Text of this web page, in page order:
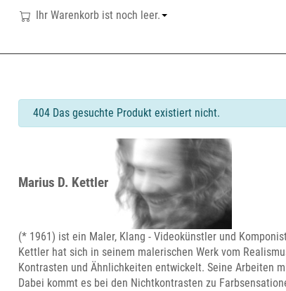
Ihr Warenkorb ist noch leer.
info
404 Das gesuchte Produkt existiert nicht.
Marius D. Kettler
(* 1961) ist ein Maler, Klang - Videokünstler und
Kettler hat sich in seinem malerischen Werk vom
Kontrasten und Ähnlichkeiten entwickelt. Seine Arbeiten
Dabei kommt es bei den Nichtkontrasten zu